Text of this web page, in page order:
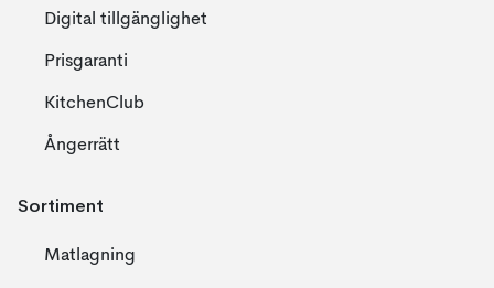
Digital tillgänglighet
Prisgaranti
KitchenClub
Ångerrätt
Sortiment
Matlagning